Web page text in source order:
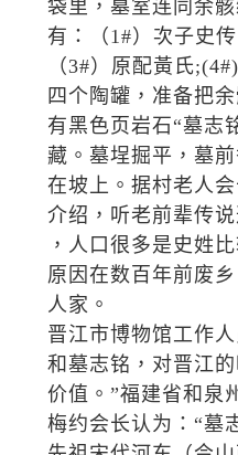
袋里，墓室连同余
有：（1#）次子史
（3#）原配黃氏
四个陶罐，准备把
有黑色页岩石“墓志
藏。墓埕掘平，墓
在坡上。据村老人
介绍，听老前辈传
，人口很多是史姓
原因在数百年前废
人家。
晋江市博物馆工作
和墓志铭，对晋江
价值。”福建省和泉
梅约会长认为：“墓